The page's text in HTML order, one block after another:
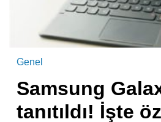
Genel
Samsung
tanıtıldı! İşte